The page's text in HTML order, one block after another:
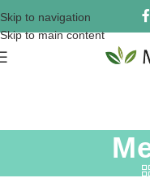
Skip to navigation
Skip to main content